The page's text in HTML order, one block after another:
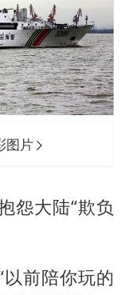
图片
怨大陆“欺负
前陪你玩的